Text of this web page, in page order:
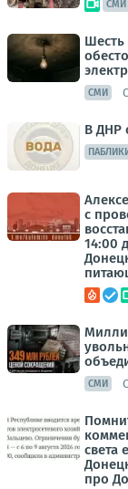
СМИ
Шесть
СМИ
В ДНР
ПАБЛИКИ
с
14:00
СМИ
света
про